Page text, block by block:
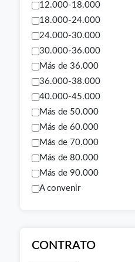
12.000-18.000
18.000-24.000
24.000-30.000
30.000-36.000
Más de 36.000
36.000-38.000
40.000-45.000
Más de 50.000
Más de 60.000
Más de 70.000
Más de 80.000
Más de 90.000
A convenir
CONTRATO